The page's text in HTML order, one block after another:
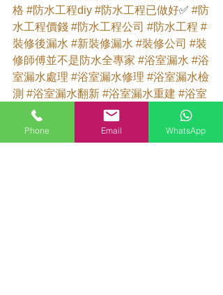
格 #防水工程diy #防水工程已做好✅ #防
水工程價錢 #防水工程公司 #防水工程 #
裝修後漏水 #新裝修漏水 #裝修公司 #裝
修師傅並不是防水全專家 #浴室漏水 #浴
室漏水處理 #浴室漏水修理 #浴室漏水檢
測 #浴室漏水翻新 #浴室漏水重建 #浴室
漏水怎麼辦
#浴室漏水翻修
#漏水醫生
#漏水醫生專業漏水檢查
#專業防水工程
#點解浴室漏水 #熱水管更換 #熱水管接
Phone Email WhatsApp